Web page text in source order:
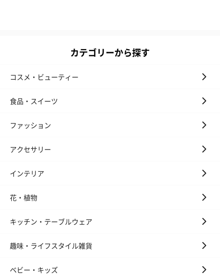
カテゴリーから探す
コスメ・ビューティー
食品・スイーツ
ファッション
アクセサリー
インテリア
花・植物
キッチン・テーブルウェア
趣味・ライフスタイル雑貨
ベビー・キッズ